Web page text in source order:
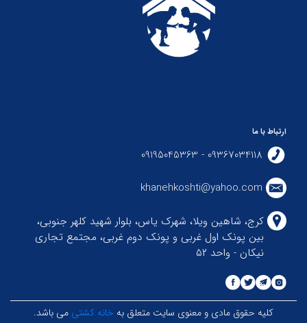
ارتباط با ما
09367034118 - 09195045363
khanehkoshti@yahoo.com
کرج، شاهین ویلا، شهرک یاس، بلوار شهید کلهر جنوبی،
بین پونک اول غربی و پونک دوم غربی، مجتمع تجاری
نیکان - واحد ۵۲
کلیه حقوق مادی و معنوی سایت متعلق به خانه کشتی می باشد.